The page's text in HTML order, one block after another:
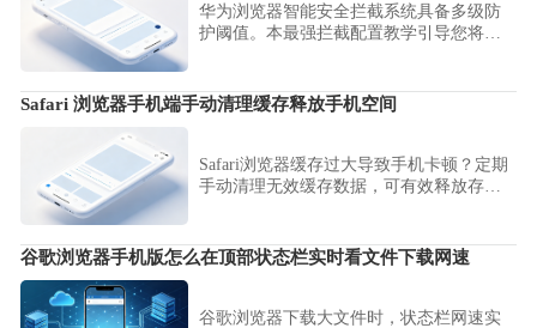
华为浏览器智能安全拦截系统具备多级防
护阈值。本最强拦截配置教学引导您将防
障。
Safari 浏览器手机端手动清理缓存释放手机空间
Safari浏览器缓存过大导致手机卡顿？定期
手动清理无效缓存数据，可有效释放存储
谷歌浏览器手机版怎么在顶部状态栏实时看文件下载网速
谷歌浏览器下载大文件时，状态栏网速实